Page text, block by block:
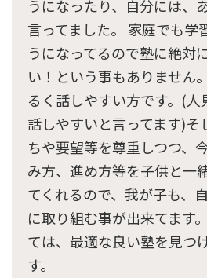
うになったり、自分には、
言ってました。 家庭でも学
うになってるので塾に絶対
い！という事もありません
るく話しやすい方です。(人
話しやすいと言ってます)そ
ちや要望等を尊重しつつ、
み方、進め方等を子供と一
てくれるので、我が子も、
に取り組む事が出来てます
ては、最適な良い塾を見つ
す。